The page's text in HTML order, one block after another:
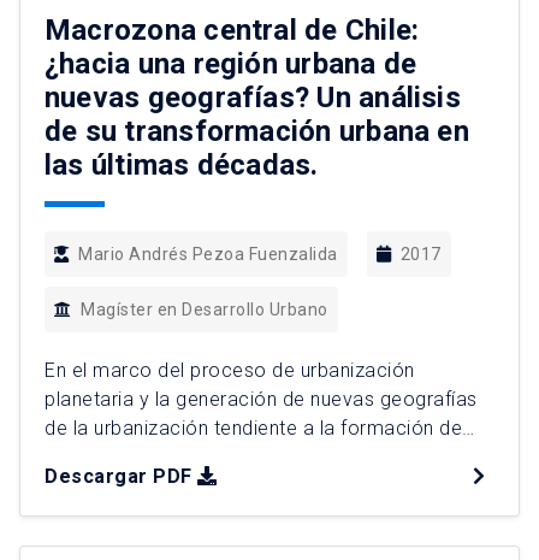
Macrozona central de Chile:
¿hacia una región urbana de
nuevas geografías? Un análisis
de su transformación urbana en
las últimas décadas.
Mario Andrés Pezoa Fuenzalida 2017
Magíster en Desarrollo Urbano
En el marco del proceso de urbanización
planetaria y la generación de nuevas geografías
de la urbanización tendiente a la formación de
propósito analizar la evolución de la Macrozona
Central planteando la hipótesis de la
conformación de una Región Urbana en las
Descargar PDF